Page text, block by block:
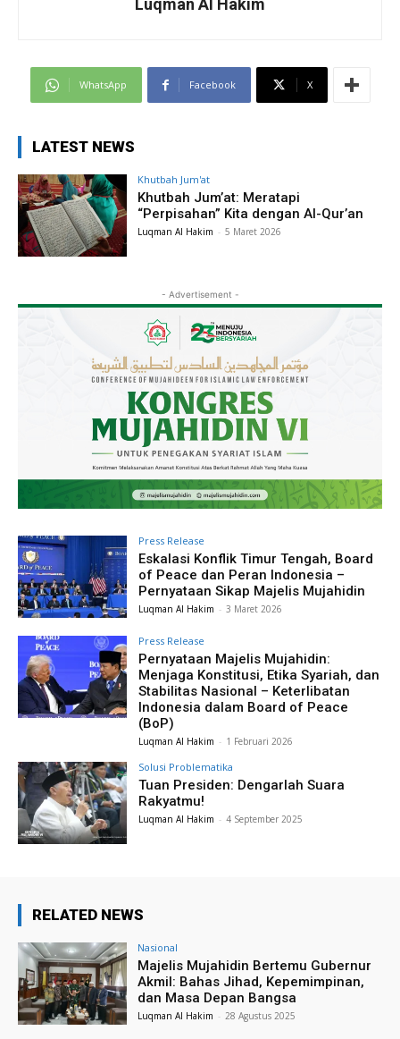
Luqman Al Hakim
WhatsApp Facebook X
LATEST NEWS
Khutbah Jum'at
Khutbah Jum’at: Meratapi
“Perpisahan” Kita dengan Al-Qur’an
Luqman Al Hakim - 5 Maret 2026
- Advertisement -
Press Release
Eskalasi Konflik Timur Tengah, Board
of Peace dan Peran Indonesia –
Pernyataan Sikap Majelis Mujahidin
Luqman Al Hakim - 3 Maret 2026
Press Release
Pernyataan Majelis Mujahidin:
Menjaga Konstitusi, Etika Syariah, dan
Stabilitas Nasional – Keterlibatan
Indonesia dalam Board of Peace
(BoP)
Luqman Al Hakim - 1 Februari 2026
Solusi Problematika
Tuan Presiden: Dengarlah Suara
Rakyatmu!
Luqman Al Hakim - 4 September 2025
RELATED NEWS
Nasional
Majelis Mujahidin Bertemu Gubernur
Akmil: Bahas Jihad, Kepemimpinan,
dan Masa Depan Bangsa
Luqman Al Hakim - 28 Agustus 2025